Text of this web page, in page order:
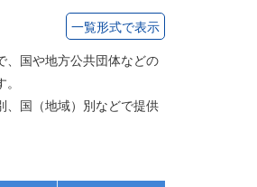
一覧形式で表示
、国や地方公共団体などの
、国（地域）別などで提供